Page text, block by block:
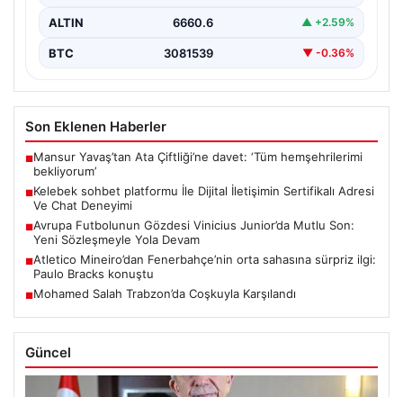
ALTIN 6660.6 ▲ +2.59%
BTC 3081539 ▼ -0.36%
Son Eklenen Haberler
■Mansur Yavaş’tan Ata Çiftliği’ne davet: ‘Tüm hemşehrilerimi
bekliyorum’
■Kelebek sohbet platformu İle Dijital İletişimin Sertifikalı Adresi
Ve Chat Deneyimi
■Avrupa Futbolunun Gözdesi Vinicius Junior’da Mutlu Son:
Yeni Sözleşmeyle Yola Devam
■Atletico Mineiro’dan Fenerbahçe’nin orta sahasına sürpriz ilgi:
Paulo Bracks konuştu
■Mohamed Salah Trabzon’da Coşkuyla Karşılandı
Güncel